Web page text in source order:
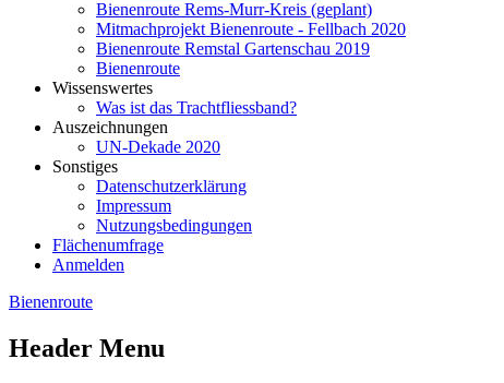
Bienenroute Rems-Murr-Kreis (geplant)
Mitmachprojekt Bienenroute - Fellbach 2020
Bienenroute Remstal Gartenschau 2019
Bienenroute
Wissenswertes
Was ist das Trachtfliessband?
Auszeichnungen
UN-Dekade 2020
Sonstiges
Datenschutzerklärung
Impressum
Nutzungsbedingungen
Flächenumfrage
Anmelden
Bienenroute
Header Menu